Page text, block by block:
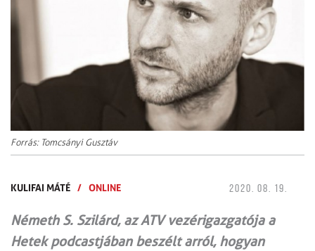
Forrás: Tomcsányi Gusztáv
KULIFAI MÁTÉ / ONLINE 2020. 08. 19.
Németh S. Szilárd, az ATV vezérigazgatója a
Hetek podcastjában beszélt arról, hogyan